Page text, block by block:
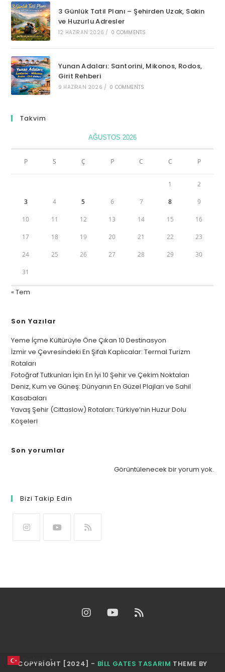
3 Günlük Tatil Planı – Şehirden Uzak, Sakin
ve Huzurlu Adresler
12 HAZIRAN 2026 / 0 COMMENTS
Yunan Adaları: Santorini, Mikonos, Rodos,
Girit Rehberi
9 HAZIRAN 2026 / 0 COMMENTS
Takvim
AĞUSTOS 2026
P S Ç P C C P
1 2
3 4 5 6 7 8 9
10 11 12 13 14 15 16
17 18 19 20 21 22 23
24 25 26 27 28 29 30
31
« Tem
Son Yazılar
Yeme İçme Kültürüyle Öne Çıkan 10 Destinasyon
İzmir ve Çevresindeki En Şifalı Kaplıcalar: Termal Turizm
Rotaları
Fotoğraf Tutkunları İçin En İyi 10 Şehir ve Çekim Noktaları
Deniz, Kum ve Güneş: Dünyanın En Güzel Plajları ve Sahil
Kasabaları
Yavaş Şehir (Cittaslow) Rotaları: Türkiye’nin Huzur Dolu
Köşeleri
Son yorumlar
Görüntülenecek bir yorum yok.
Bizi Takip Edin
COPYRIGHT [2024] - BILL GATES TASARIM THEME BY
Turkish ▼